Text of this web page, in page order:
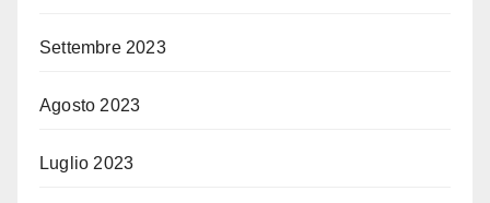
Settembre 2023
Agosto 2023
Luglio 2023